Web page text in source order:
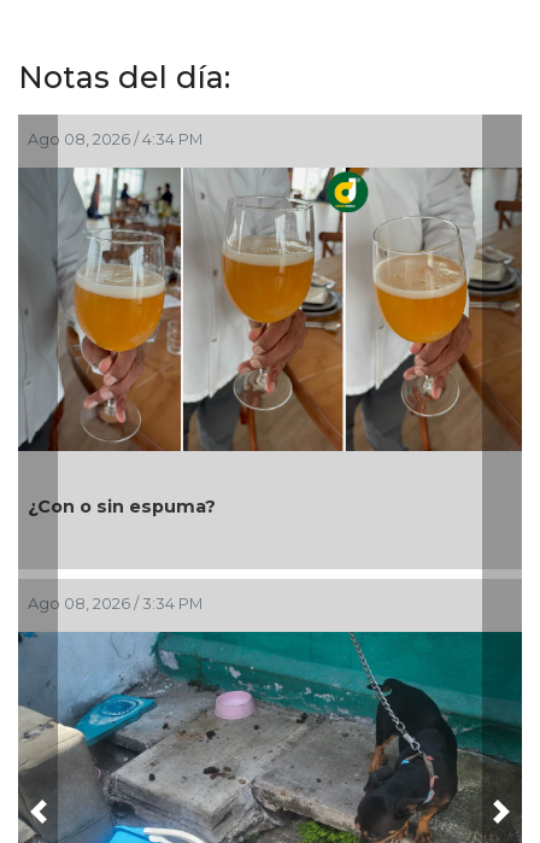
Notas del día:
Ago 08, 2026 / 2:36 PM
Cañeros marchan sobre la federal 180
rescate del ingenio San Pedro
Ago 08, 2026 / 2:28 PM
Previous